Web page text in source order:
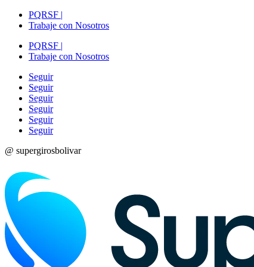
PQRSF |
Trabaje con Nosotros
PQRSF |
Trabaje con Nosotros
Seguir
Seguir
Seguir
Seguir
Seguir
Seguir
@ supergirosbolivar